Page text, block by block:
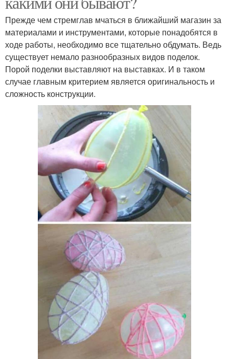
Прежде чем стремглав мчаться в ближайший магазин за
материалами и инструментами, которые понадобятся в
ходе работы, необходимо все тщательно обдумать. Ведь
существует немало разнообразных видов поделок.
Порой поделки выставляют на выставках. И в таком
случае главным критерием является оригинальность и
сложность конструкции.